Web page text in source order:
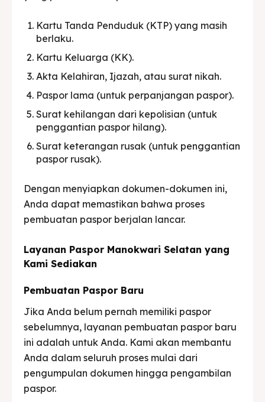
Kartu Tanda Penduduk (KTP) yang masih
berlaku.
Kartu Keluarga (KK).
Akta Kelahiran, Ijazah, atau surat nikah.
Paspor lama (untuk perpanjangan paspor).
Surat kehilangan dari kepolisian (untuk
penggantian paspor hilang).
Surat keterangan rusak (untuk penggantian
paspor rusak).
Dengan menyiapkan dokumen-dokumen ini,
Anda dapat memastikan bahwa proses
pembuatan paspor berjalan lancar.
Layanan Paspor Manokwari Selatan yang
Kami Sediakan
Pembuatan Paspor Baru
Jika Anda belum pernah memiliki paspor
sebelumnya, layanan pembuatan paspor baru
ini adalah untuk Anda. Kami akan membantu
Anda dalam seluruh proses mulai dari
pengumpulan dokumen hingga pengambilan
paspor.